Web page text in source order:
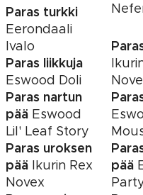
Paras turkki
Eerondaali
Ivalo
Paras liikkuja
Eswood Doli
Paras nartun
pää Eswood
Lil' Leaf Story
Paras uroksen
pää Ikurin Rex
Novex
pää